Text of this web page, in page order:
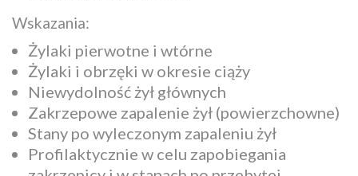
Wskazania:
Żylaki pierwotne i wtórne
Żylaki i obrzęki w okresie ciąży
Niewydolność żył głównych
Zakrzepowe zapalenie żył (powierzchowne)
Stany po wyleczonym zapaleniu żył
Profilaktycznie w celu zapobiegania